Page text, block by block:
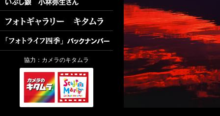
協力：カメラのキタムラ